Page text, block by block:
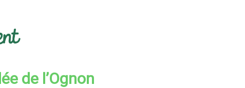
de l’Ognon